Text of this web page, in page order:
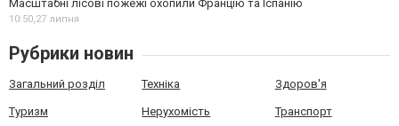
Масштабні лісові пожежі охопили Францію та Іспанію
10:50,27 липня
Рубрики новин
Загальний розділ Техніка Здоров'я
Туризм Нерухомість Транспорт